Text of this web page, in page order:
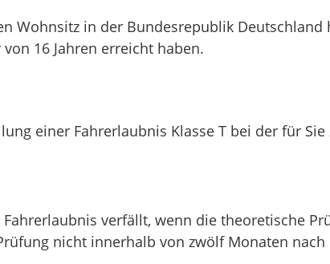
Wohnsitz in der Bundesrepublik Deutschland
16 Jahren erreicht haben.
einer Fahrerlaubnis Klasse T bei der für
verfällt, wenn die theoretische
nicht innerhalb von zwölf Monaten